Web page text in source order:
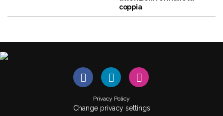
coppia
Privacy Policy
Change privacy settings